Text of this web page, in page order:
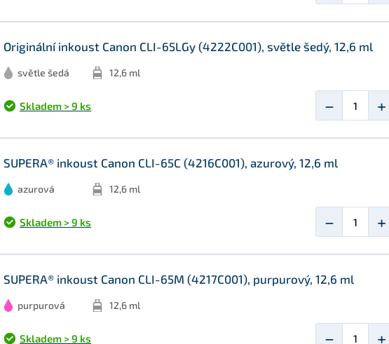
Originální inkoust Canon CLI-65LGy (4222C001), světle šedý, 12,6 ml
světle šedá 12,6 ml
Skladem > 9 ks − +
SUPERA® inkoust Canon CLI-65C (4216C001), azurový, 12,6 ml
azurová 12,6 ml
Skladem > 9 ks − +
SUPERA® inkoust Canon CLI-65M (4217C001), purpurový, 12,6 ml
purpurová 12,6 ml
Skladem > 9 ks − +